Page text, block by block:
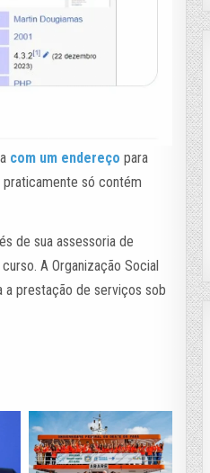
com um endereço para
só contém
de sua assessoria de
A Organização Social
a prestação de serviços sob